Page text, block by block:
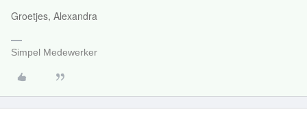
Groetjes, Alexandra
Simpel Medewerker